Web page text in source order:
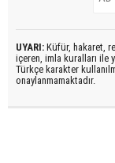
UYARI: Küfür, hakaret,
içeren, imla kuralları ile
Türkçe karakter
onaylanmamaktadır.